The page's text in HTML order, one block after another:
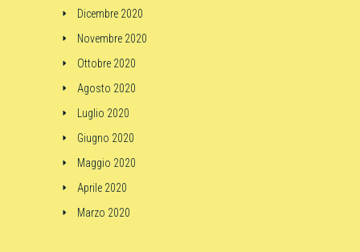
Dicembre 2020
Novembre 2020
Ottobre 2020
Agosto 2020
Luglio 2020
Giugno 2020
Maggio 2020
Aprile 2020
Marzo 2020